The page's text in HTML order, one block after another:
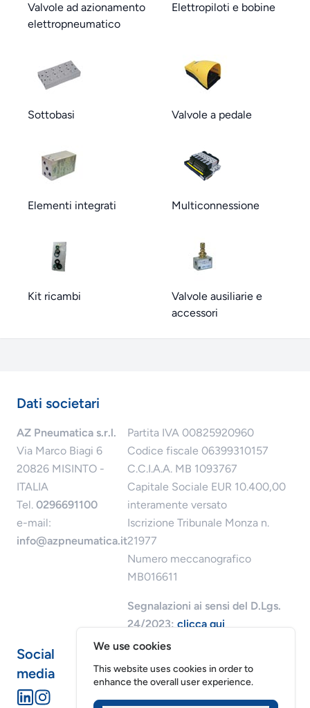
Valvole ad azionamento
elettropneumatico
Elettropiloti e bobine
Sottobasi Valvole a pedale
Elementi integrati Multiconnessione
Kit ricambi
Valvole ausiliarie e
accessori
Dati societari
AZ Pneumatica s.r.l.
Via Marco Biagi 6
20826 MISINTO -
ITALIA
Tel. 0296691100
e-mail:
info@azpneumatica.it
Partita IVA 00825920960
Codice fiscale 06399310157
C.C.I.A.A. MB 1093767
Capitale Sociale EUR 10.400,00
interamente versato
Iscrizione Tribunale Monza n.
21977
Numero meccanografico
MB016611
Segnalazioni ai sensi del D.Lgs.
24/2023:clicca qui
Social
media
We use cookies
This website uses cookies in order to
enhance the overall user experience.